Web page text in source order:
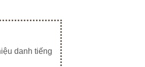
danh tiếng